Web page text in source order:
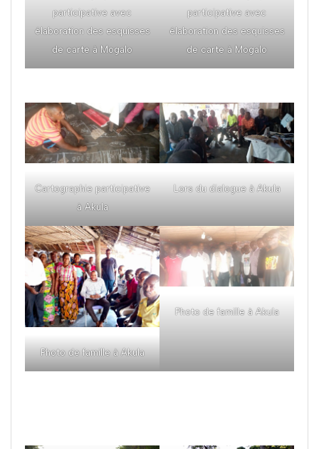
participative avec
élaboration des esquisses
de carte à Mogalo
participative avec
élaboration des esquisses
de carte à Mogalo
Cartographie participative
à Akula
Lors du dialogue à Akula
Photo de famille à Akula
Photo de famille à Akula